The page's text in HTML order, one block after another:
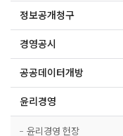
정보공개청구
경영공시
공공데이터개방
윤리경영
윤리경영 헌장